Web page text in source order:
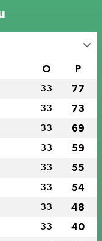
O P
33 77
33 73
33 69
33 59
33 55
33 54
33 48
33 40